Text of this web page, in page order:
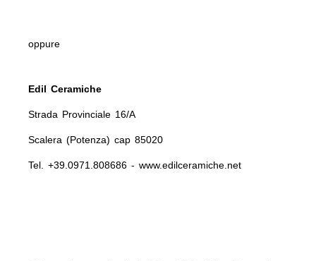
oppure
Edil Ceramiche
Strada Provinciale 16/A
Scalera (Potenza) cap 85020
Tel. +39.0971.808686 - www.edilceramiche.net